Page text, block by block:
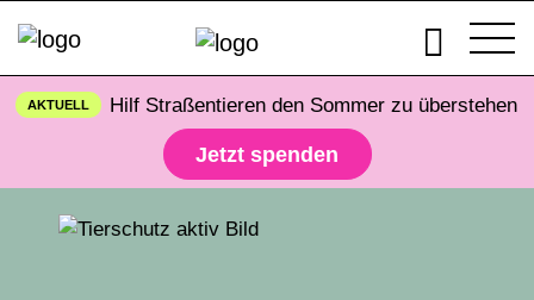
AKTUELL Hilf Straßentieren den Sommer zu überstehen
Jetzt spenden